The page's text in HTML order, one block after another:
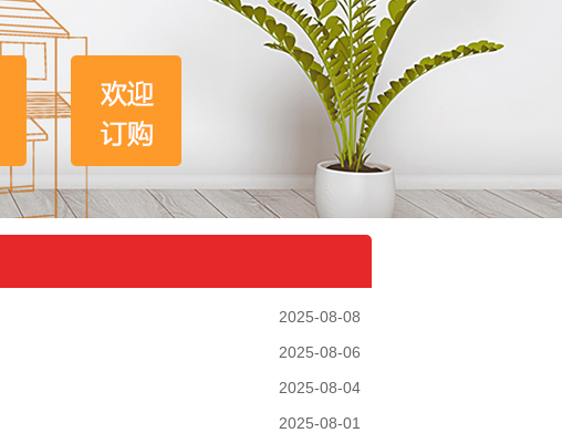
2025-08-08
2025-08-06
2025-08-04
2025-08-01